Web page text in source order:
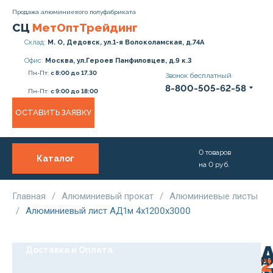
Продажа алюминиевого полуфабриката
СЦ МетОптТрейдинг
Склад: М. О, Дедовск, ул.1-я Волоколамская, д.74А
Офис: Москва, ул.Героев Панфиловцев, д.9 к.3
Пн-Пт: с 8:00 до 17.30
Пн-Пт: с 9:00 до 18:00
Звонок бесплатный
8-800-505-62-58
ОСТАВИТЬ ЗАЯВКУ
Каталог
Доставка и Оплата
0 товаров
на 0 руб.
Главная / Алюминиевый прокат / Алюминиевые листы
/ Алюминиевый лист АД1м 4х1200х3000